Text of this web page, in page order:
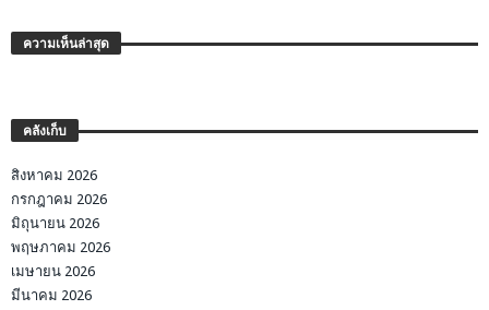
ความเห็นล่าสุด
คลังเก็บ
สิงหาคม 2026
กรกฎาคม 2026
มิถุนายน 2026
พฤษภาคม 2026
เมษายน 2026
มีนาคม 2026